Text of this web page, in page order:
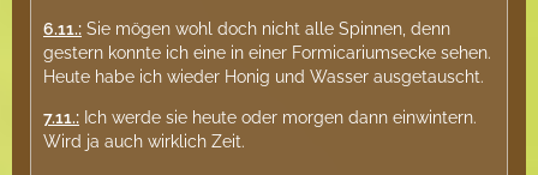
6.11.: Sie mögen wohl doch nicht alle Spinnen, denn
gestern konnte ich eine in einer Formicariumsecke sehen.
Heute habe ich wieder Honig und Wasser ausgetauscht.
7.11.: Ich werde sie heute oder morgen dann einwintern.
Wird ja auch wirklich Zeit.